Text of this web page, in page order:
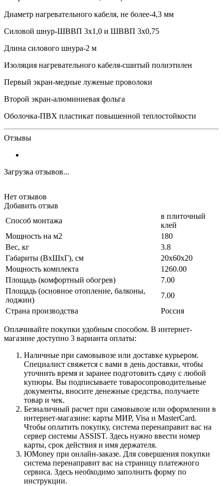
Диаметр нагревательного кабеля, не более-4,3 мм
Силовой шнур-ШВВП 3x1,0 и ШВВП 3x0,75
Длина силового шнура-2 м
Изоляция нагревательного кабеля-сшитый полиэтилен
Первый экран-медные луженые проволоки
Второй экран-алюминиевая фольга
Оболочка-ПВХ пластикат повышенной теплостойкости
Отзывы
Загрузка отзывов...
Нет отзывов
Добавить отзыв
Способ монтажа
в плиточный
клей
Мощность на м2
180
Вес, кг
3.8
Габариты (ВхШхГ), см
20x60x20
Мощность комплекта
1260.00
Площадь (комфортный обогрев)
7.00
Площадь (основное отопление, балконы,
лоджии)
7.00
Страна производства
Россия
Оплачивайте покупки удобным способом. В интернет-
магазине доступно 3 варианта оплаты:
Наличные при самовывозе или доставке курьером.
Специалист свяжется с вами в день доставки, чтобы
уточнить время и заранее подготовить сдачу с любой
купюры. Вы подписываете товаросопроводительные
документы, вносите денежные средства, получаете
товар и чек.
Безналичный расчет при самовывозе или оформлении в
интернет-магазине: карты МИР, Visa и MasterCard.
Чтобы оплатить покупку, система перенаправит вас на
сервер системы ASSIST. Здесь нужно ввести номер
карты, срок действия и имя держателя.
ЮMoney при онлайн-заказе. Для совершения покупки
система перенаправит вас на страницу платежного
сервиса. Здесь необходимо заполнить форму по
инструкции.